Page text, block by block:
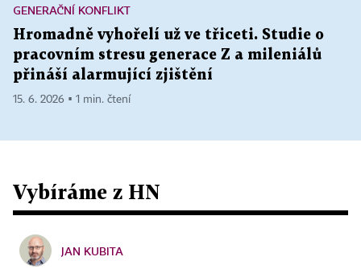
GENERAČNÍ KONFLIKT
Hromadně vyhořelí už ve třiceti. Studie o
pracovním stresu generace Z a mileniálů
přináší alarmující zjištění
15. 6. 2026 ▪ 1 min. čtení
Vybíráme z HN
JAN KUBITA